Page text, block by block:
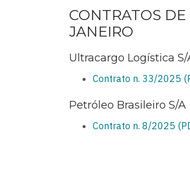
CONTRATOS
JANEIRO
Ultracargo Logística S/
Contrato n. 33/2025
Petróleo Brasileiro S/A
Contrato n. 8/2025